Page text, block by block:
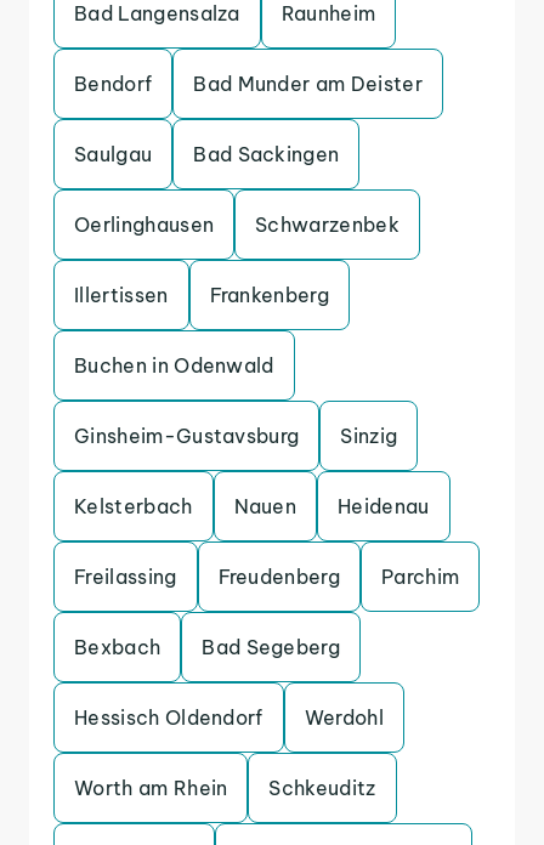
Bad Langensalza Raunheim
Bendorf Bad Munder am Deister
Saulgau Bad Sackingen
Oerlinghausen Schwarzenbek
Illertissen Frankenberg
Buchen in Odenwald
Ginsheim-Gustavsburg Sinzig
Kelsterbach Nauen Heidenau
Freilassing Freudenberg Parchim
Bexbach Bad Segeberg
Hessisch Oldendorf Werdohl
Worth am Rhein Schkeuditz